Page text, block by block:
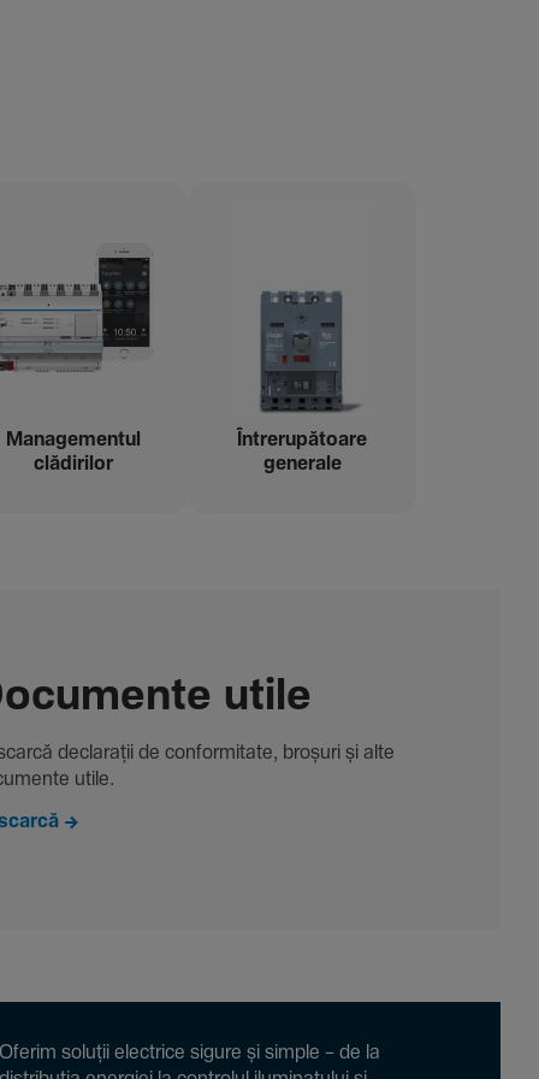
Managementul
clădi­rilor
Între­ru­pă­toare
gene­rale
utile
decla­rații de conformitate, broșuri și alte
utile.
soluții electrice sigure și simple – de la